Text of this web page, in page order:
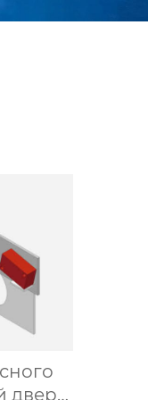
двери